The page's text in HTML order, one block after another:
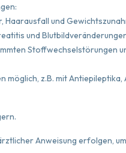
Haarausfall und
und
Stoffwechselstörungen
z.B. mit
Anweisung erfolgen,